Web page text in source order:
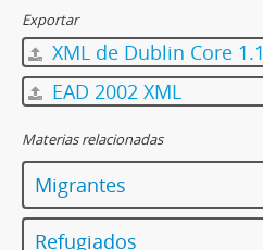
Exportar
XML de Dublin Core 1.1
EAD 2002 XML
Materias relacionadas
Migrantes
Refugiados